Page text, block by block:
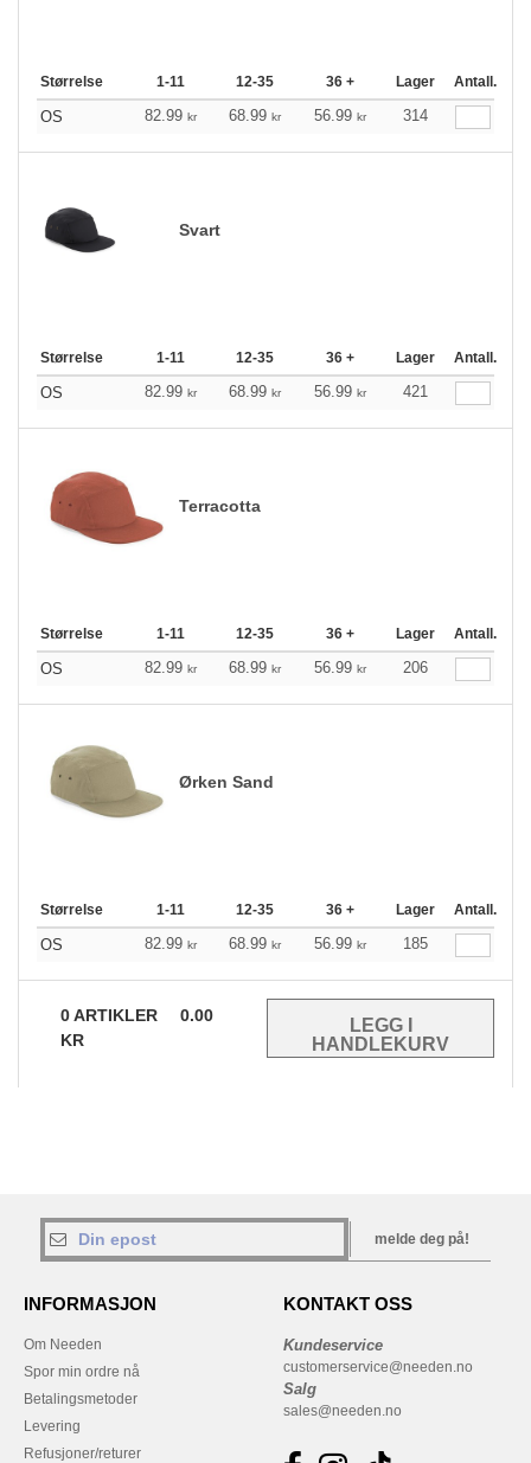
Størrelse 1-11 12-35 36 + Lager Antall.
OS 82.99 kr 68.99 kr 56.99 kr 314
Svart
Størrelse 1-11 12-35 36 + Lager Antall.
OS 82.99 kr 68.99 kr 56.99 kr 421
Terracotta
Størrelse 1-11 12-35 36 + Lager Antall.
OS 82.99 kr 68.99 kr 56.99 kr 206
Ørken Sand
Størrelse 1-11 12-35 36 + Lager Antall.
OS 82.99 kr 68.99 kr 56.99 kr 185
0ARTIKLER
0.00
KR
melde deg på!
INFORMASJON
Om Needen
Spor min ordre nå
Betalingsmetoder
Levering
Refusjoner/returer
KONTAKT OSS
Kundeservice
customerservice@needen.no
Salg
sales@needen.no